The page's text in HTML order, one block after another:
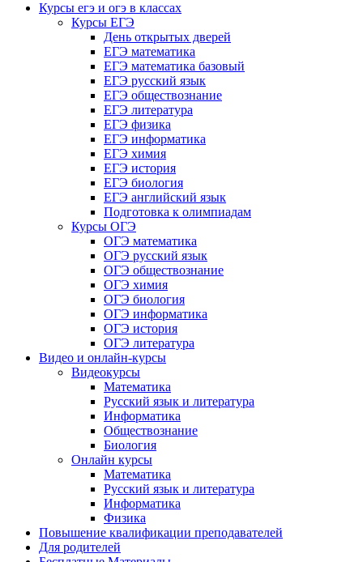
Курсы егэ и огэ в классах
Курсы ЕГЭ
День открытых дверей
ЕГЭ математика
ЕГЭ математика базовый
ЕГЭ русский язык
ЕГЭ обществознание
ЕГЭ литература
ЕГЭ физика
ЕГЭ информатика
ЕГЭ химия
ЕГЭ история
ЕГЭ биология
ЕГЭ английский язык
Подготовка к олимпиадам
Курсы ОГЭ
ОГЭ математика
ОГЭ русский язык
ОГЭ обществознание
ОГЭ химия
ОГЭ биология
ОГЭ информатика
ОГЭ история
ОГЭ литература
Видео и онлайн-курсы
Видеокурсы
Математика
Русский язык и литература
Информатика
Обществознание
Биология
Онлайн курсы
Математика
Русский язык и литература
Информатика
Физика
Повышение квалификации преподавателей
Для родителей